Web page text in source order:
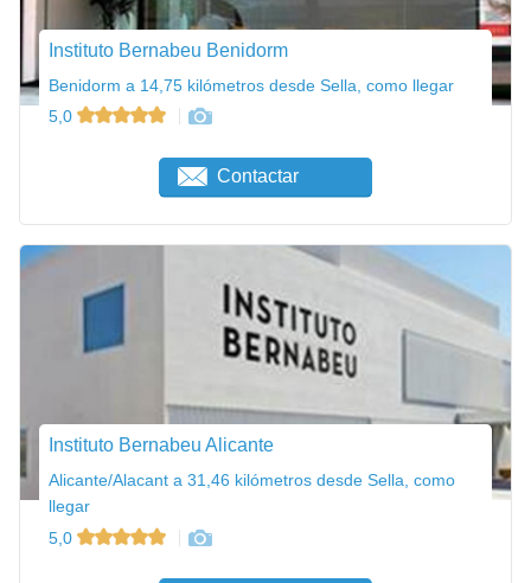
Instituto Bernabeu Benidorm
Benidorm a 14,75 kilómetros desde Sella, como llegar
5,0
Contactar
Instituto Bernabeu Alicante
Alicante/Alacant a 31,46 kilómetros desde Sella, como
llegar
5,0